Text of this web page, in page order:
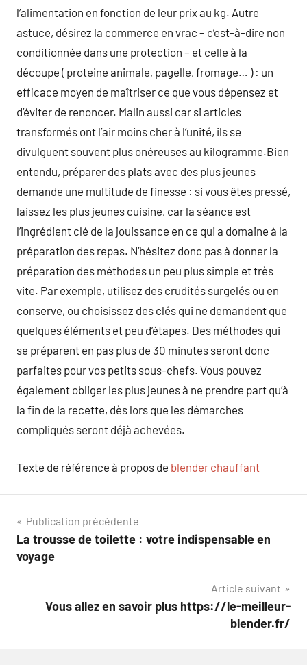
l’alimentation en fonction de leur prix au kg. Autre
astuce, désirez la commerce en vrac – c’est-à-dire non
conditionnée dans une protection – et celle à la
découpe ( proteine animale, pagelle, fromage… ) : un
efficace moyen de maîtriser ce que vous dépensez et
d’éviter de renoncer. Malin aussi car si articles
transformés ont l’air moins cher à l’unité, ils se
divulguent souvent plus onéreuses au kilogramme.Bien
entendu, préparer des plats avec des plus jeunes
demande une multitude de finesse : si vous êtes pressé,
laissez les plus jeunes cuisine, car la séance est
l’ingrédient clé de la jouissance en ce qui a domaine à la
préparation des repas. N’hésitez donc pas à donner la
préparation des méthodes un peu plus simple et très
vite. Par exemple, utilisez des crudités surgelés ou en
conserve, ou choisissez des clés qui ne demandent que
quelques éléments et peu d’étapes. Des méthodes qui
se préparent en pas plus de 30 minutes seront donc
parfaites pour vos petits sous-chefs. Vous pouvez
également obliger les plus jeunes à ne prendre part qu’à
la fin de la recette, dès lors que les démarches
compliqués seront déjà achevées.
Texte de référence à propos de blender chauffant
Navigation
de
Publication précédente
La trousse de toilette : votre indispensable en
voyage
Article suivant
Vous allez en savoir plus https://le-meilleur-
blender.fr/